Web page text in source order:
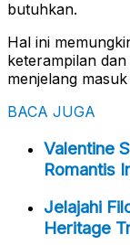
butuhkan.
Hal ini
keterampilan
menjelang
BACA JUGA
Valentine
Romantis
Jelajahi
Heritage